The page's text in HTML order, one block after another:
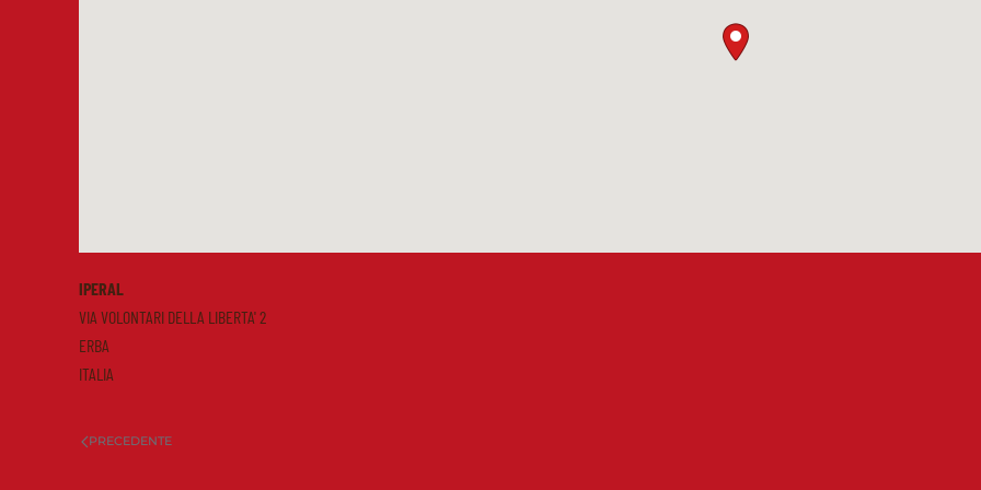
IPERAL
VIA VOLONTARI DELLA LIBERTA' 2
ERBA
ITALIA
PRECEDENTE